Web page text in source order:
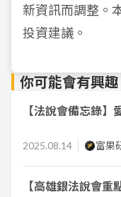
新資訊而調整。
投資建議。
你可能會有興趣
【法說會備忘錄】
2025.08.14 富果
【高雄銀法說會